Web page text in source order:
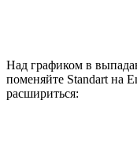
Над графиком в
поменяйте Standart на
расшириться: